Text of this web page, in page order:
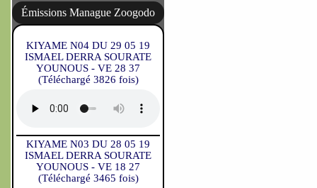
Émissions Manague Zoogodo
KIYAME N04 DU 29 05 19
ISMAEL DERRA SOURATE
YOUNOUS - VE 28 37
(Téléchargé 3826 fois)
KIYAME N03 DU 28 05 19
ISMAEL DERRA SOURATE
YOUNOUS - VE 18 27
(Téléchargé 3465 fois)